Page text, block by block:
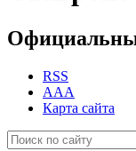
RSS
AAA
Карта сайта